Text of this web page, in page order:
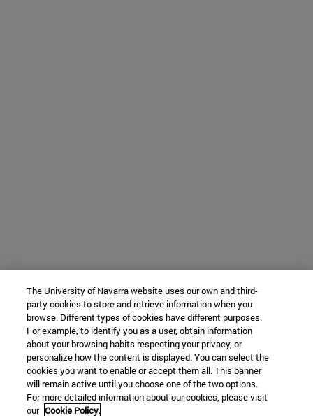
The University of Navarra website uses our own and third-
party cookies to store and retrieve information when you
browse. Different types of cookies have different purposes.
For example, to identify you as a user, obtain information
about your browsing habits respecting your privacy, or
personalize how the content is displayed. You can select the
cookies you want to enable or accept them all. This banner
will remain active until you choose one of the two options.
For more detailed information about our cookies, please visit
our Cookie Policy.